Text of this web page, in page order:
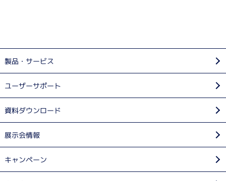
製品・サービス
ユーザーサポート
資料ダウンロード
展示会情報
キャンペーン